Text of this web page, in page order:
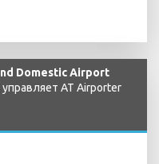
Domestic Airport
AT Airporter